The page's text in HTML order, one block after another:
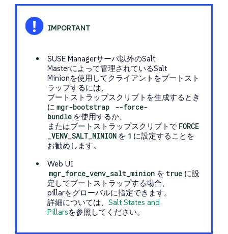
SUSE Managerサーバ以外のSalt
Masterによって管理されているSalt
Minionを使用してクライアントをブートスト
ラップするには、
ブートストラップスクリプトを生成するとき
に mgr-bootstrap
--force-
bundle を使用するか、
またはブートストラップスクリプトで FORCE
_VENV_SALT_MINION を 1 に設定することを
お勧めします。
Web UI
mgr_force_venv_salt_minion を true に設
定してブートストラップする場合、
pillarをグローバルに指定できます。
詳細については、 Salt States and
Pillarsを参照してください。